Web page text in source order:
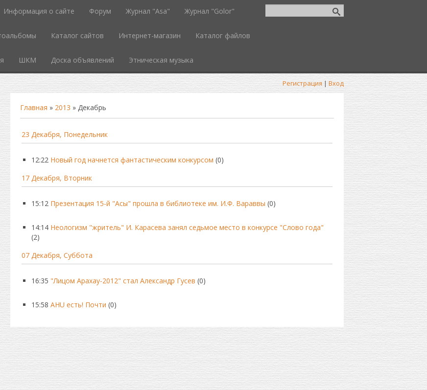
Информация о сайте Форум Журнал "Asa" Журнал "Golor"
Каталог сайтов Интернет-магазин Каталог файлов
ШКМ Доска объявлений Этническая музыка
Регистрация | Вход
Главная » 2013 » Декабрь
23 Декабря, Понедельник
12:22 Новый год начнется фантастическим конкурсом (0)
17 Декабря, Вторник
15:12 Презентация 15-й "Асы" прошла в библиотеке им. И.Ф. Вараввы (0)
14:14 Неологизм "жритель" И. Карасева занял седьмое место в конкурсе "Слово года"
(2)
07 Декабря, Суббота
16:35 "Лицом Арахау-2012" стал Александр Гусев (0)
15:58 AHU есть! Почти (0)